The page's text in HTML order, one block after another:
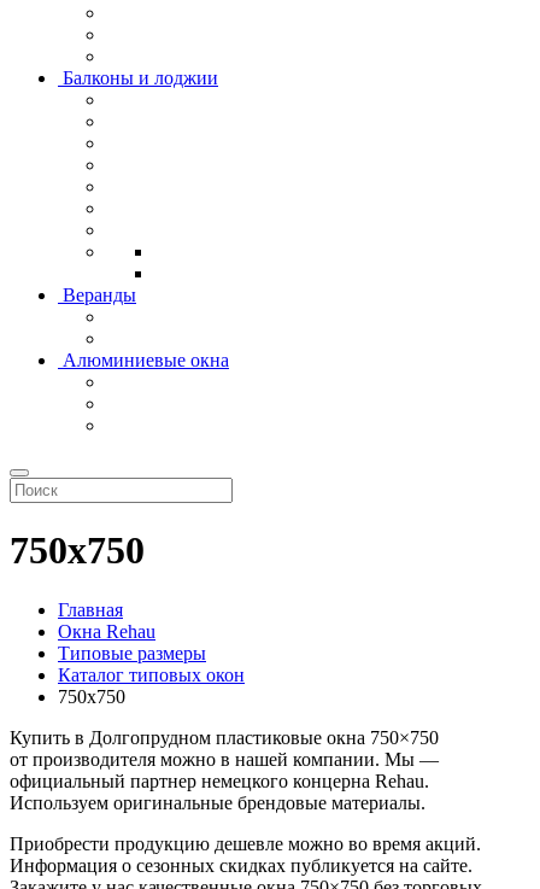
Балконы и лоджии
Веранды
Алюминиевые окна
750х750
Главная
Окна Rehau
Типовые размеры
Каталог типовых окон
750х750
Купить в Долгопрудном пластиковые окна 750×750
от производителя можно в нашей компании. Мы —
официальный партнер немецкого концерна Rehau.
Используем оригинальные брендовые материалы.
Приобрести продукцию дешевле можно во время акций.
Информация о сезонных скидках публикуется на сайте.